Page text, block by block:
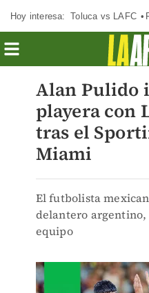
Hoy interesa: Toluca vs LAFC
Alan Pulido
playera con
tras el
Miami
El futbolista
delantero argentino,
equipo